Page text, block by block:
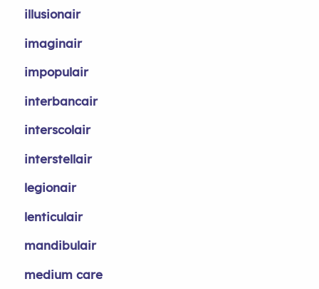
illusionair
imaginair
impopulair
interbancair
interscolair
interstellair
legionair
lenticulair
mandibulair
medium care